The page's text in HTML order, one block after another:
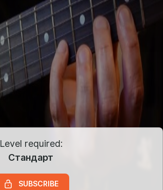
Level required:
Стандарт
SUBSCRIBE